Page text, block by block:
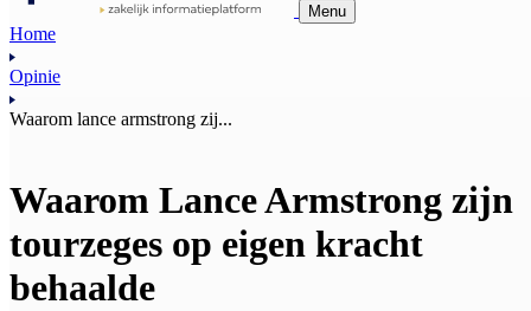
Menu
Home
Opinie
Waarom lance armstrong zij...
Waarom Lance Armstrong zijn
tourzeges op eigen kracht
behaalde